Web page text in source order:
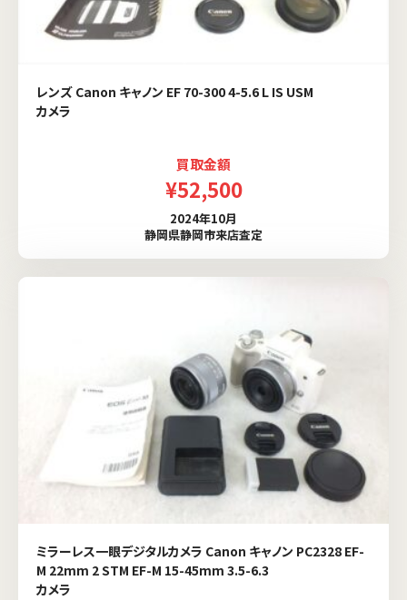
レンズ Canon キャノン EF 70-300 4-5.6 L IS USM
カメラ
買取金額
¥52,500
2024年10月
静岡県静岡市来店査定
ミラーレス一眼デジタルカメラ Canon キャノン PC2328 EF-
M 22mm 2 STM EF-M 15-45mm 3.5-6.3
カメラ